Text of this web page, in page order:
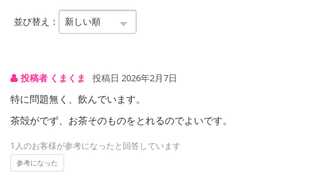
本製品は、毎年検査機関に原料を提出し、入念な検査しております
Q2：ティーパックと比べてどんな所がいいの？
栄養成分を丸ごと体内に摂取でき本来ゴミとなる茶殻が出ないなど
の良さがあります。
Q3：ペットボトル500mlで何本分？
A3：本製品の使用量の目安として、0.5g入れて水で溶いて下さい。
並び替え：
投稿者 くまくま 投稿日 2026年2月7日
特に問題無く、飲んでいます。
茶殻がでず、お茶そのものをとれるのでよいです。
1人のお客様が参考になったと回答しています
参考になった